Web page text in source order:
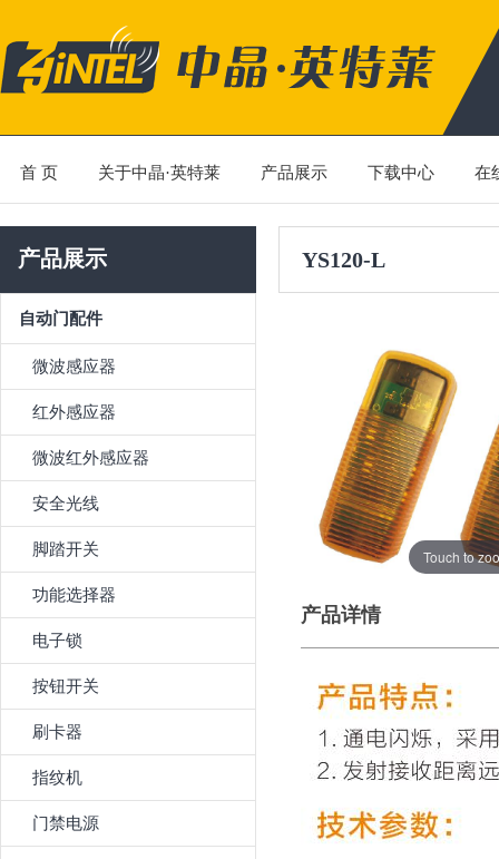
首 页 关于中晶·英特莱 产品展示 下载中心 在
产品展示
自动门配件
微波感应器
红外感应器
微波红外感应器
安全光线
脚踏开关
功能选择器
电子锁
按钮开关
刷卡器
指纹机
门禁电源
YS120-L
Touch to
产品详情